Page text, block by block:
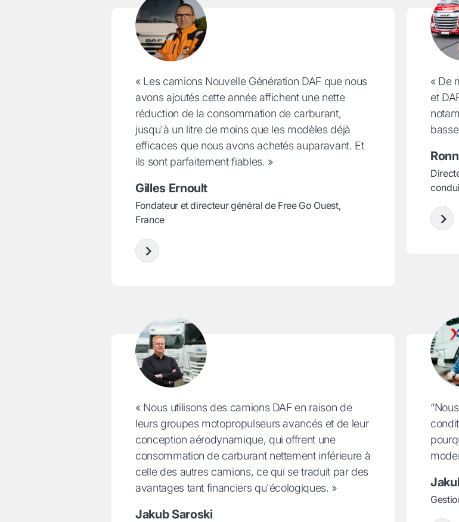
« Les camions Nouvelle Génération DAF que nous
avons ajoutés cette année affichent une nette
réduction de la consommation de carburant,
jusqu'à un litre de moins que les modèles déjà
efficaces que nous avons achetés auparavant. Et
ils sont parfaitement fiables. »
Gilles Ernoult
Fondateur et directeur général de Free Go Ouest,
France
« De
et
« Nous utilisons des camions DAF en raison de
leurs groupes motopropulseurs avancés et de leur
conception aérodynamique, qui offrent une
consommation de carburant nettement inférieure à
celle des autres camions, ce qui se traduit par des
avantages tant financiers qu'écologiques. »
Jakub Saroski